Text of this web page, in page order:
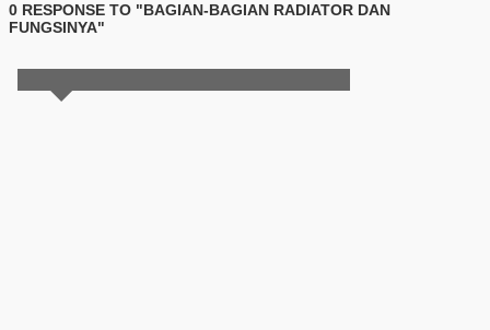
0 RESPONSE TO "BAGIAN-BAGIAN RADIATOR DAN
FUNGSINYA"